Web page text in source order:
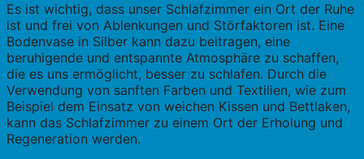
Es ist wichtig, dass unser Schlafzimmer ein Ort der Ruhe
ist und frei von Ablenkungen und Störfaktoren ist. Eine
Bodenvase in Silber kann dazu beitragen, eine
beruhigende und entspannte Atmosphäre zu schaffen,
die es uns ermöglicht, besser zu schlafen. Durch die
Verwendung von sanften Farben und Textilien, wie zum
Beispiel dem Einsatz von weichen Kissen und Bettlaken,
kann das Schlafzimmer zu einem Ort der Erholung und
Regeneration werden.